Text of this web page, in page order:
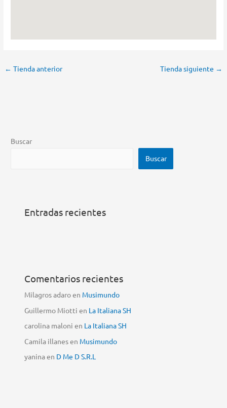
← Tienda anterior Tienda siguiente →
Buscar
Buscar
Entradas recientes
Comentarios recientes
Milagros adaroen Musimundo
Guillermo Miotti en La Italiana SH
carolina maloni en La Italiana SH
Camila illanesen Musimundo
yaninaen D Me D S.R.L